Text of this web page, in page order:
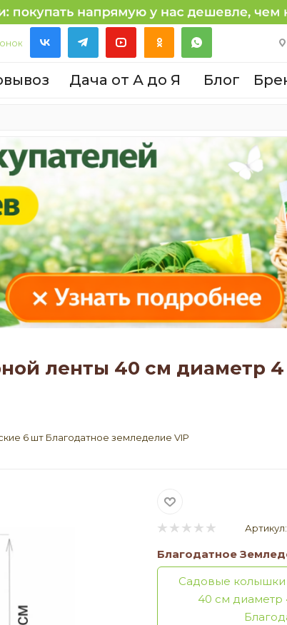
Дача от А до Я Блог
ленты 40 см диаметр
6 шт Благодатное земледелие VIP
Артикул:
Благодатное
Садовые
40 см диаметр